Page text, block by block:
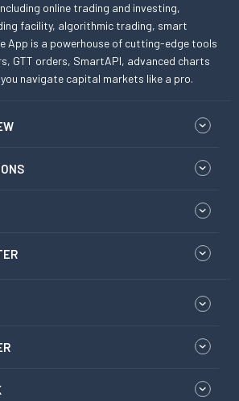
online trading and investing,
facility, algorithmic trading, smart
App is a powerhouse of cutting-edge tools
GTT orders, SmartAPI, advanced charts
navigate capital markets like a pro.